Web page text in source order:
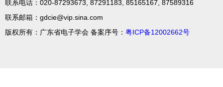
联系电话：020-87293673, 87291183, 85165167, 87589316
联系邮箱：gdcie@vip.sina.com
版权所有：广东省电子学会 备案序号： 粤ICP备12002662号